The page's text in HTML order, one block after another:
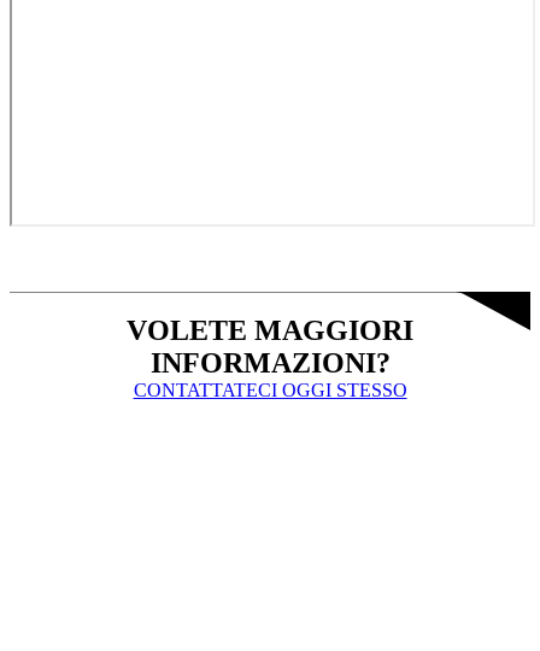
VOLETE MAGGIORI
INFORMAZIONI?
CONTATTATECI OGGI STESSO